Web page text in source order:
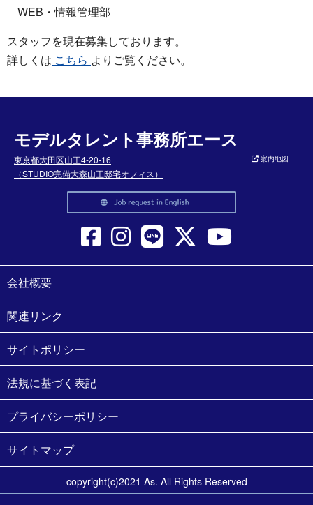
WEB・情報管理部
スタッフを現在募集しております。
詳しくは こちら よりご覧ください。
モデルタレント事務所エース
東京都大田区山王4-20-16
（STUDIO完備大森山王邸宅オフィス）
案内地図
会社概要
関連リンク
サイトポリシー
法規に基づく表記
プライバシーポリシー
サイトマップ
copyright(c)2021 As. All Rights Reserved